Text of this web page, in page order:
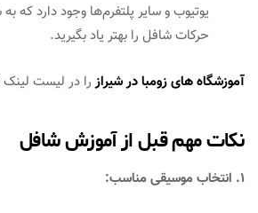
یوتیوب و سایر پلتفرم‌ها وجود دارد که
حرکات شافل را بهتر یاد بگیرید.
آموزشگاه های زومبا در شیرازرا در لیست لینک
نکات مهم قبل از آموزش شافل
1. انتخاب موسیقی مناسب: